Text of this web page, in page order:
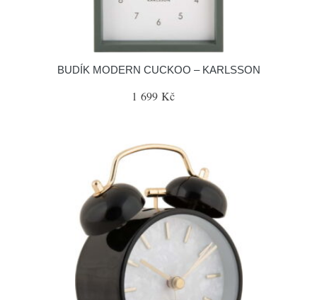
BUDÍK MODERN CUCKOO – KARLSSON
1 699 Kč